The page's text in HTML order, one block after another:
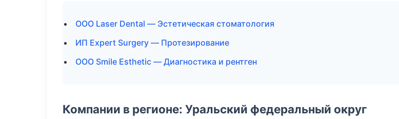
ООО Laser Dental — Эстетическая стоматология
ИП Expert Surgery — Протезирование
ООО Smile Esthetic — Диагностика и рентген
Компании в регионе: Уральский федеральный округ